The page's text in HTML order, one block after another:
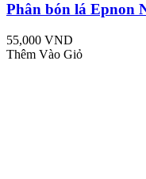
Phân bón lá Epnon
55,000 VND
Thêm Vào Giỏ